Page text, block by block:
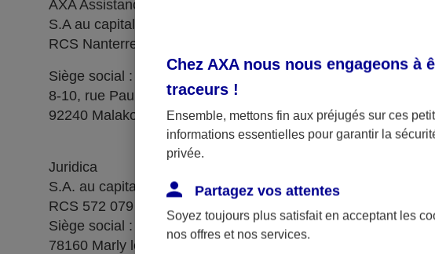
AXA Assistance France Assurances,
S.A au capital de 51 429 430,40 €,
RCS Nanterre 415 392 724
Siège social :
8-10, rue Paul Vaillant Couturier
92240 Malakoff
Juridica
S.A. au capital de 14 627 854,68 €
RCS 572 079 150 Versailles
Siège social : 1, place Victorien Sardou
78160 Marly le Roi
Chez AXA nous nous engageons
traceurs !
Ensemble, mettons fin aux préjugés sur ces
informations essentielles pour garantir la
privée.
Partagez vos attentes
Soyez toujours plus satisfait en acceptant les
nos offres et nos services.